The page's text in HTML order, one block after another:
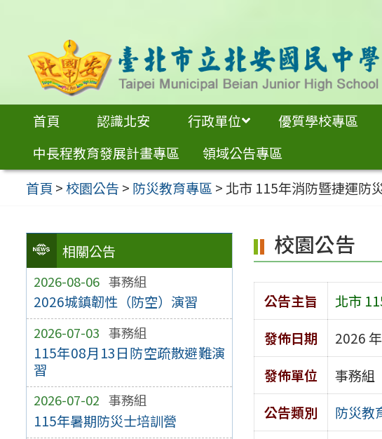
內
首頁 認識北安 行政單位 優質學校專區
中長程教育發展計畫專區
領域公告專區
首頁 >校園公告 > 防災教育專區> 北市 115年消防暨捷運防
相關公告
2026-08-06 事務組
2026城鎮韌性（防空）演習
2026-07-03 事務組
115年08月13日防空疏散避難演
習
2026-07-02 事務組
115年暑期防災士培訓營
校園公告
公告主旨
北市
發佈日期
2026
發佈單位
事務組
公告類別
防災教